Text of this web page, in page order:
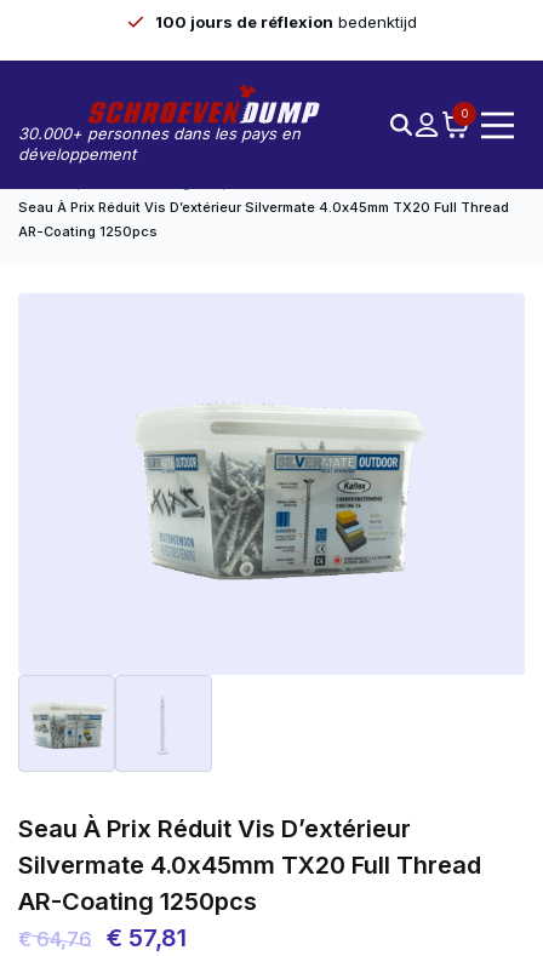
100 jours de réflexion bedenktijd
30.000+ personnes dans les pays en
développement
0
Seau À Prix Réduit Vis D’extérieur Silvermate 4.0x45mm TX20 Full Thread
AR-Coating 1250pcs
Seau À Prix Réduit Vis D’extérieur
Silvermate 4.0x45mm TX20 Full Thread
AR-Coating 1250pcs
€64,76 Le
€ 57,81